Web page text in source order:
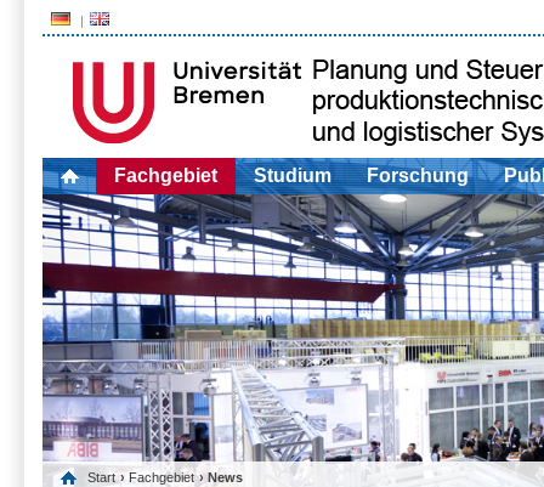
Fachgebiet Studium Forschung
Start › Fachgebiet › News